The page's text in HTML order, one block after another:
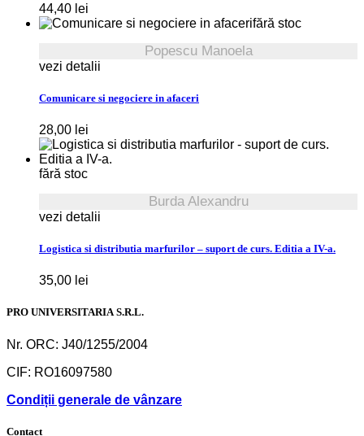
44,40 lei
fără stoc
Popescu Manoela
vezi detalii
Comunicare si negociere in afaceri
28,00 lei
fără stoc
Burda Alexandru
vezi detalii
Logistica si distributia marfurilor – suport de curs. Editia a IV-a.
35,00 lei
PRO UNIVERSITARIA S.R.L.
Nr. ORC: J40/1255/2004
CIF: RO16097580
Condiții generale de vânzare
Contact